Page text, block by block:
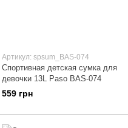
Артикул: spsum_BAS-074
Спортивная детская сумка для
девочки 13L Paso BAS-074
559 грн